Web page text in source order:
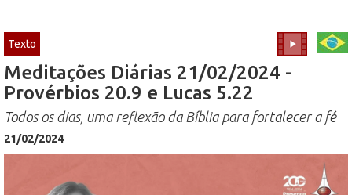
Texto
Meditações Diárias 21/02/2024 -
Provérbios 20.9 e Lucas 5.22
Todos os dias, uma reflexão da Bíblia para fortalecer a fé
21/02/2024